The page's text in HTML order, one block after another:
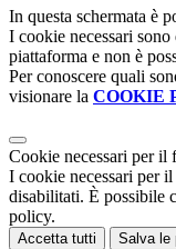
In questa schermata è
I cookie necessari
piattaforma e non è
Per conoscere quali
visionare la COOKIE
Cookie necessari per il
I cookie necessari per
disabilitati. È possibile
policy.
Accetta tutti Salva le